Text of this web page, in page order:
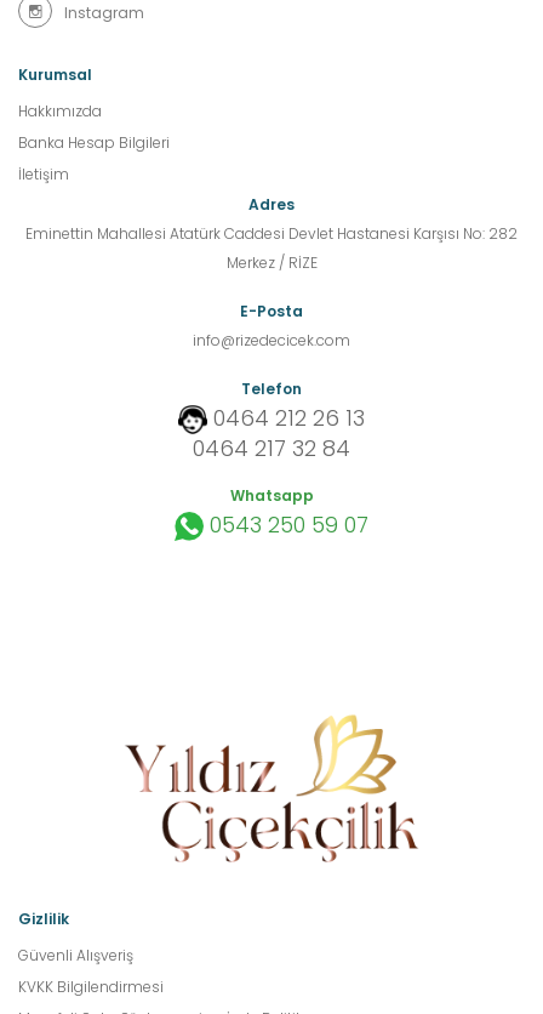
Instagram
Kurumsal
Hakkımızda
Banka Hesap Bilgileri
İletişim
Adres
Eminettin Mahallesi Atatürk Caddesi Devlet Hastanesi Karşısı No: 282
Merkez / RİZE
E-Posta
info@rizedecicek.com
Telefon
0464 212 26 13
0464 217 32 84
Whatsapp
0543 250 59 07
Gizlilik
Güvenli Alışveriş
KVKK Bilgilendirmesi